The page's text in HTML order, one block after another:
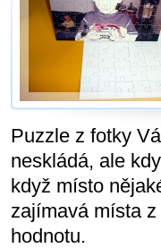
Puzzle z fotky
neskládá, ale
když místo
zajímavá místa
hodnotu.